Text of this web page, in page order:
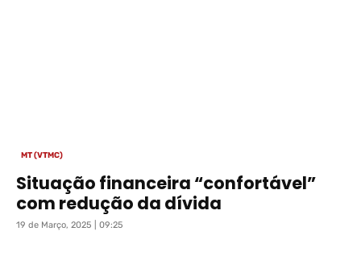
MT (VTMC)
Situação financeira “confortável”
com redução da dívida
19 de Março, 2025 | 09:25